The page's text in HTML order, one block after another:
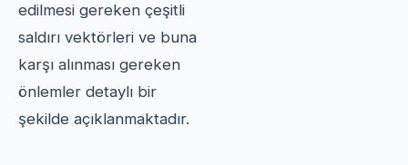
edilmesi gereken çeşitli
saldırı vektörleri ve buna
karşı alınması gereken
önlemler detaylı bir
şekilde açıklanmaktadır.